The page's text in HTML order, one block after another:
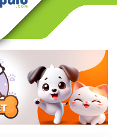
v
g
t
i
o
n